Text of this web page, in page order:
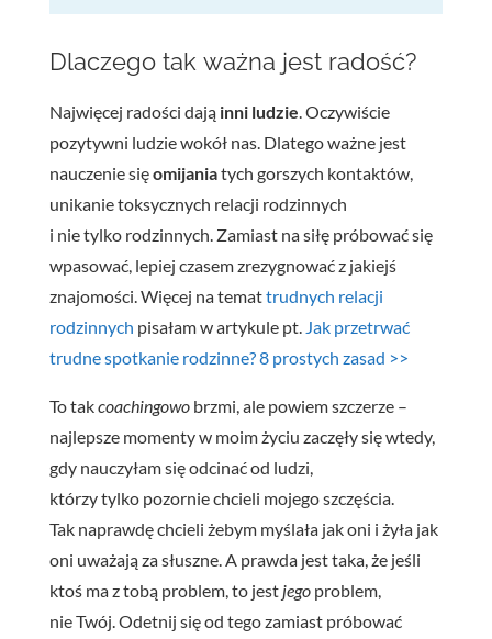
Dlaczego tak ważna jest radość?
Najwięcej radości dają inni ludzie. Oczywiście
pozytywni ludzie wokół nas. Dlatego ważne jest
nauczenie sięomijaniatych gorszych kontaktów,
unikanie toksycznych relacji rodzinnych
i nie tylko rodzinnych. Zamiast na siłę próbować się
wpasować, lepiej czasem zrezygnować z jakiejś
znajomości. Więcej na temattrudnych relacji
rodzinnych pisałam w artykule pt.Jak przetrwać
trudne spotkanie rodzinne? 8 prostych zasad >>
To takcoachingowobrzmi, ale powiem szczerze –
najlepsze momenty w moim życiu zaczęły się wtedy,
gdy nauczyłam się odcinać od ludzi,
którzy tylko pozornie chcieli mojego szczęścia.
Tak naprawdę chcieli żebym myślała jak oni i żyła jak
oni uważają za słuszne.A prawda jest taka, że jeśli
ktoś ma z tobą problem, to jest jegoproblem,
nie Twój. Odetnij się od tego zamiast próbować